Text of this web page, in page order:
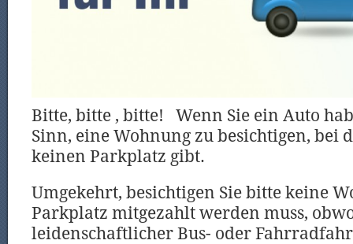
Bitte, bitte , bitte! Wenn Sie ein Auto
Sinn, eine Wohnung zu besichtigen, bei
keinen Parkplatz gibt.
Umgekehrt, besichtigen Sie bitte keine
Parkplatz mitgezahlt werden muss,
leidenschaftlicher Bus- oder